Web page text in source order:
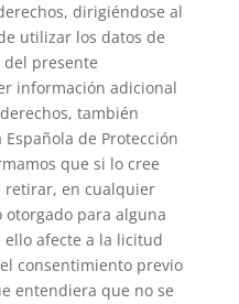
dirigiéndose al
utilizar los datos de
presente
información adicional
también
de Protección
que si lo cree
retirar, en cualquier
para alguna
afecte a la licitud
consentimiento previo
entendiera que no se